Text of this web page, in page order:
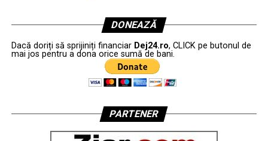
DONEAZĂ
Dacă doriți să sprijiniți financiar Dej24.ro, CLICK pe butonul de
mai jos pentru a dona orice sumă de bani.
PARTENER